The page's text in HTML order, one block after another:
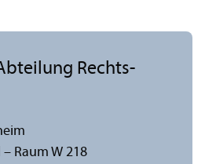
Rechts­
Raum W 218